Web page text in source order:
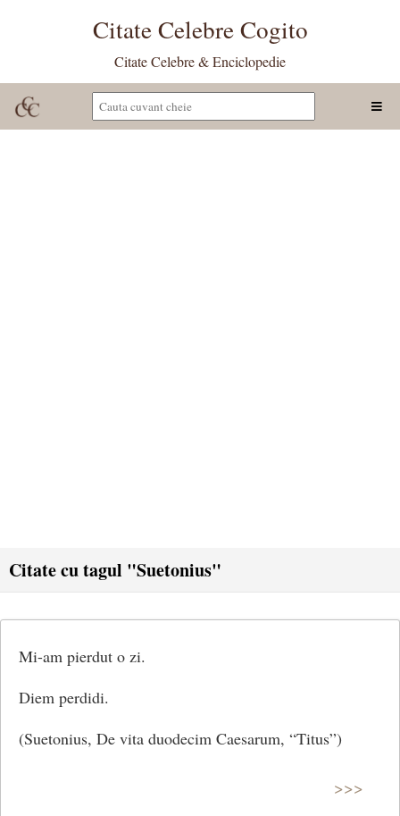
Citate Celebre Cogito
Citate Celebre & Enciclopedie
Citate cu tagul "Suetonius"
Mi-am pierdut o zi.
Diem perdidi.
(Suetonius, De vita duodecim Caesarum, “Titus”)
>>>